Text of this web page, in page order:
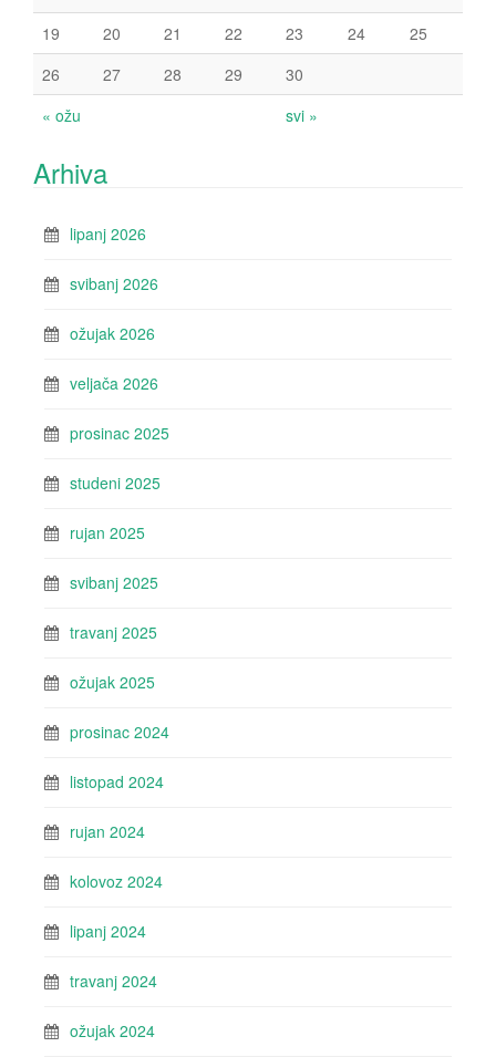
« ožu svi »
19
20 21 22 23 24
25
26
27 28 29 30
Arhiva
lipanj 2026
svibanj 2026
ožujak 2026
veljača 2026
prosinac 2025
studeni 2025
rujan 2025
svibanj 2025
travanj 2025
ožujak 2025
prosinac 2024
listopad 2024
rujan 2024
kolovoz 2024
lipanj 2024
travanj 2024
ožujak 2024